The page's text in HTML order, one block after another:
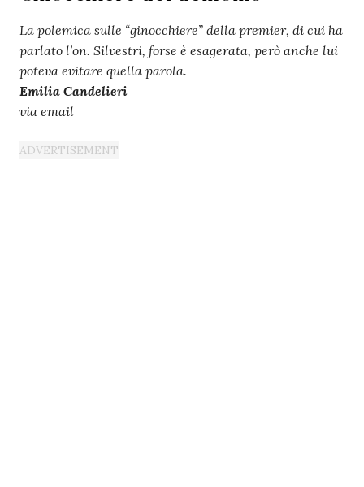
La polemica sulle “ginocchiere” della premier, di cui ha
parlato l’on. Silvestri, forse è esagerata, però anche lui
poteva evitare quella parola.
Emilia Candelieri
via email